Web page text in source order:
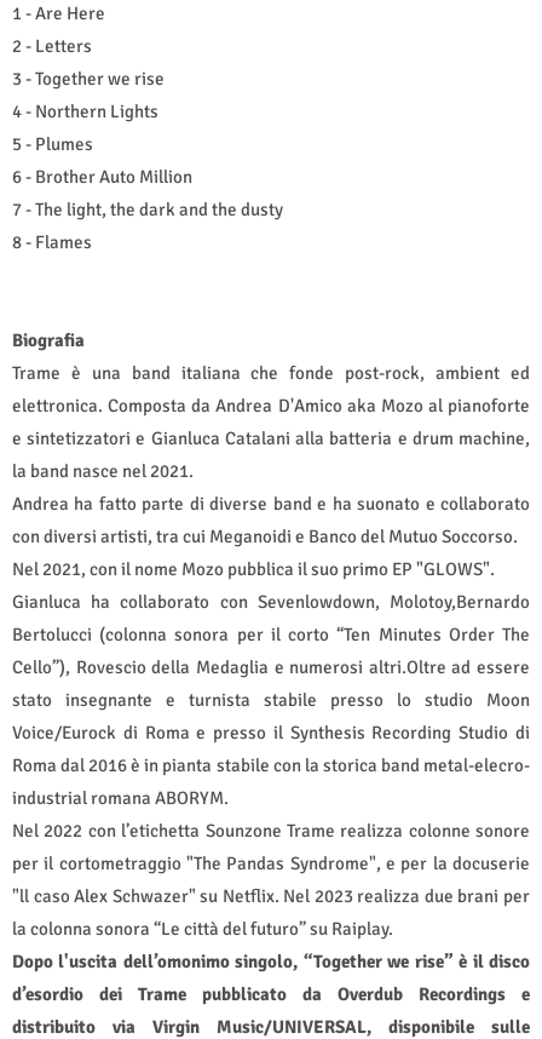
1 - Are Here
2 - Letters
3 - Together we rise
4 - Northern Lights
5 - Plumes
6 - Brother Auto Million
7 - The light, the dark and the dusty
8 - Flames
Biografia
Trame è una band italiana che fonde post-rock, ambient ed
elettronica. Composta da Andrea D'Amico aka Mozo al pianoforte
e sintetizzatori e Gianluca Catalani alla batteria e drum machine,
la band nasce nel 2021.
Andrea ha fatto parte di diverse band e ha suonato e collaborato
con diversi artisti, tra cui Meganoidi e Banco del Mutuo Soccorso.
Nel 2021, con il nome Mozo pubblica il suo primo EP "GLOWS".
Gianluca ha collaborato con Sevenlowdown, Molotoy,Bernardo
Bertolucci (colonna sonora per il corto “Ten Minutes Order The
Cello”), Rovescio della Medaglia e numerosi altri.Oltre ad essere
stato insegnante e turnista stabile presso lo studio Moon
Voice/Eurock di Roma e presso il Synthesis Recording Studio di
Roma dal 2016 è in pianta stabile con la storica band metal-elecro-
industrial romana ABORYM.
Nel 2022 con l’etichetta Sounzone Trame realizza colonne sonore
per il cortometraggio "The Pandas Syndrome", e per la docuserie
"ll caso Alex Schwazer" su Netflix. Nel 2023 realizza due brani per
la colonna sonora “Le città del futuro” su Raiplay.
Dopo l'uscita dell’omonimo singolo, “Together we rise” è il disco
d’esordio dei Trame pubblicato da Overdub Recordings e
distribuito via Virgin Music/UNIVERSAL, disponibile sulle